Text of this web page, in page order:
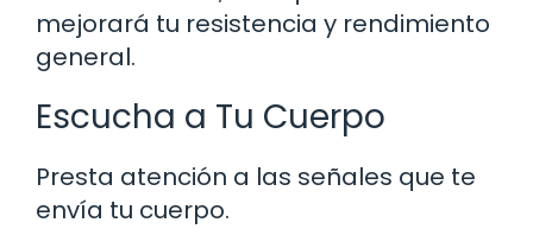
mejorará tu resistencia y rendimiento
general.
Escucha a Tu Cuerpo
Presta atención a las señales que te
envía tu cuerpo.